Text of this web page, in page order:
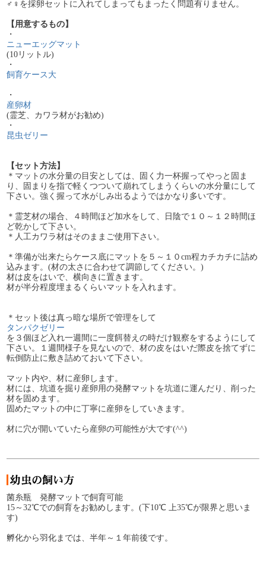
♂♀を採卵セットに入れてしまってもまったく問題有りません。
【用意するもの】
・
ニューエッグマット
(10リットル)
・
飼育ケース大
・
産卵材
(霊芝、カワラ材がお勧め)
・
昆虫ゼリー
【セット方法】
＊マットの水分量の目安としては、固く力一杯握ってやっと固ま
り、固まりを指で軽くつついて崩れてしまうくらいの水分量にして
下さい。強く握って水がしみ出るようではかなり多いです。
＊霊芝材の場合、４時間ほど加水をして、日陰で１０～１２時間ほ
ど乾かして下さい。
＊人工カワラ材はそのままご使用下さい。
＊準備が出来たらケース底にマットを５～１０cm程カチカチに詰め
込みます。(材の太さに合わせて調節してください。)
材は皮をはいで、横向きに置きます。
材が半分程度埋まるくらいマットを入れます。
＊セット後は真っ暗な場所で管理をして
タンパクゼリー
を３個ほど入れ一週間に一度餌替えの時だけ観察をするようにして
下さい。１週間様子を見ないので、材の皮をはいだ際皮を捨てずに
転倒防止に敷き詰めておいて下さい。
マット内や、材に産卵します。
材には、坑道を掘り産卵用の発酵マットを坑道に運んだり、削った
材を固めます。
固めたマットの中に丁寧に産卵をしていきます。
材に穴が開いていたら産卵の可能性が大です(^^)
菌糸瓶 発酵マットで飼育可能
15～32℃での飼育をお勧めします。(下10℃ 上35℃が限界と思いま
す)
孵化から羽化までは、半年～１年前後です。